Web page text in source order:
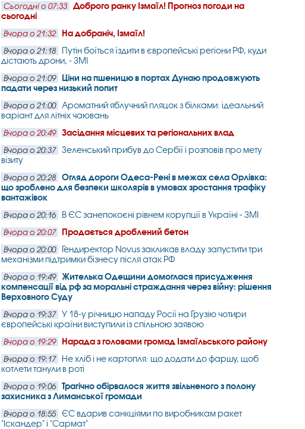
Сьогодні о 07:33
Доброго ранку Ізмаїл! Прогноз погоди на
сьогодні
Вчора о 21:32 На добраніч, Ізмаїл!
Вчора о 21:18
Путін боїться їздити в європейські регіони РФ, куди
дістають дрони, - ЗМІ
Вчора о 21:09
Ціни на пшеницю в портах Дунаю продовжують
падати через низький попит
Вчора о 21:00
Ароматний яблучний пляцок з білками: ідеальний
варіант для літніх чаювань
Вчора о 20:49 Засідання місцевих та регіональних влад
Вчора о 20:37
Зеленський прибув до Сербії і розповів про мету
візиту
Вчора о 20:28
Огляд дороги Одеса-Рені в межах села Орлівка:
що зроблено для безпеки школярів в умовах зростання трафіку
вантажівок
Вчора о 20:16 В ЄС занепокоєні рівнем корупції в Україні - ЗМІ
Вчора о 20:07 Продається дроблений бетон
Вчора о 20:00
Гендиректор Novus закликав владу запустити три
механізми підтримки бізнесу після атак РФ
Вчора о 19:49
Жителька Одещини домоглася присудження
компенсації від рф за моральні страждання через війну: рішення
Верховного Суду
Вчора о 19:37
У 18-у річницю нападу Росії на Грузію чотири
європейські країни виступили із спільною заявою
Вчора о 19:29 Нарада з головами громад Ізмаїльського району
Вчора о 19:17
Не хліб і не картопля: що додати до фаршу, щоб
котлети танули в роті
Вчора о 19:06
Трагічно обірвалося життя звільненого з полону
захисника з Лиманської громади
Вчора о 18:55
ЄС вдарив санкціями по виробникам ракет
"Іскандер" і "Сармат"